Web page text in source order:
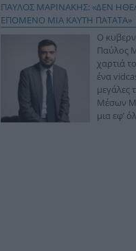
ΠΑΥΛΟΣ ΜΑΡΙΝΑΚΗΣ: «ΔΕΝ
ΕΠΟΜΕΝΟ ΜΙΑ ΚΑΥΤΗ ΠΑΤΑΤΑ»
Ο
Παύλος
χαρτιά
ένα
μεγάλες
Μέσων
μια εφ’